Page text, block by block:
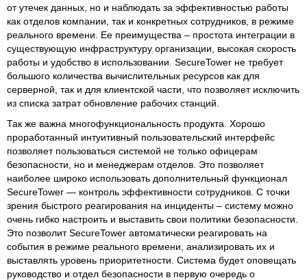
от утечек данных, но и наблюдать за эффективностью работы
как отделов компании, так и конкретных сотрудников, в режиме
реального времени. Ее преимущества – простота интеграции в
существующую инфраструктуру организации, высокая скорость
работы и удобство в использовании. SecureTower не требует
большого количества вычислительных ресурсов как для
серверной, так и для клиентской части, что позволяет исключить
из списка затрат обновление рабочих станций.
Так же важна многофункциональность продукта. Хорошо
проработанный интуитивный пользовательский интерфейс
позволяет пользоваться системой не только офицерам
безопасности, но и менеджерам отделов. Это позволяет
наиболее широко использовать дополнительный функционал
SecureTower — контроль эффективности сотрудников. С точки
зрения быстрого реагирования на инциденты – систему можно
очень гибко настроить и выставить свои политики безопасности.
Это позволит SecureTower автоматически реагировать на
события в режиме реального времени, анализировать их и
выставлять уровень приоритетности. Система будет оповещать
руководство и отдел безопасности в первую очередь о